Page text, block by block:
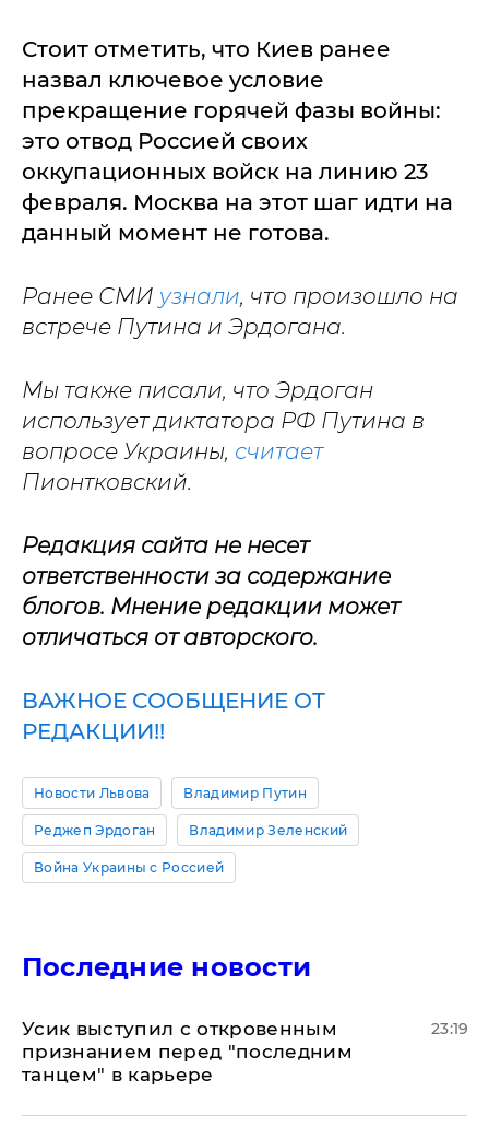
Стоит отметить, что Киев ранее
назвал ключевое условие
прекращение горячей фазы войны:
это отвод Россией своих
оккупационных войск на линию 23
февраля. Москва на этот шаг идти на
данный момент не готова.
Ранее СМИ узнали, что произошло на
встрече Путина и Эрдогана.
Мы также писали, что Эрдоган
использует диктатора РФ Путина в
вопросе Украины, считает
Пионтковский.
Редакция сайта не несет
ответственности за содержание
блогов. Мнение редакции может
отличаться от авторского.
ВАЖНОЕ СООБЩЕНИЕ ОТ
РЕДАКЦИИ!!
Новости Львова Владимир Путин
Реджеп Эрдоган Владимир Зеленский
Война Украины с Россией
Последние новости
Усик выступил с откровенным
признанием перед "последним
танцем" в карьере
23:19